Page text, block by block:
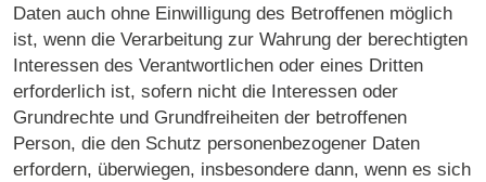
Daten auch ohne Einwilligung des Betroffenen möglich
ist, wenn die Verarbeitung zur Wahrung der berechtigten
Interessen des Verantwortlichen oder eines Dritten
erforderlich ist, sofern nicht die Interessen oder
Grundrechte und Grundfreiheiten der betroffenen
Person, die den Schutz personenbezogener Daten
erfordern, überwiegen, insbesondere dann, wenn es sich